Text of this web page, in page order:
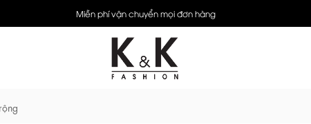
Miễn phí vận chuyển mọi đơn hàng